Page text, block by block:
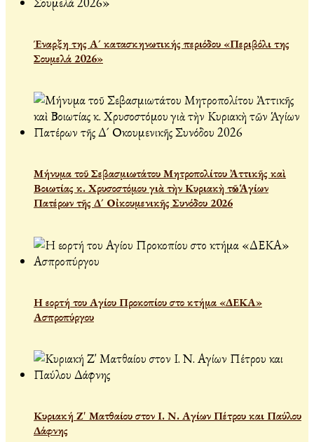
Έναρξη της Α´ κατασκηνωτικής περιόδου «Περιβόλι της
Σουμελά 2026»
Μήνυμα τοῦ Σεβασμιωτάτου Μητροπολίτου Ἀττικῆς καὶ
Βοιωτίας κ. Χρυσοστόμου γιὰ τὴν Κυριακὴ τῶν Ἁγίων
Πατέρων τῆς Δ´ Οἰκουμενικῆς Συνόδου 2026
Η εορτή του Αγίου Προκοπίου στο κτήμα «ΔΕΚΑ»
Ασπροπύργου
Κυριακή Ζ' Ματθαίου στον Ι. Ν. Αγίων Πέτρου και Παύλου
Δάφνης